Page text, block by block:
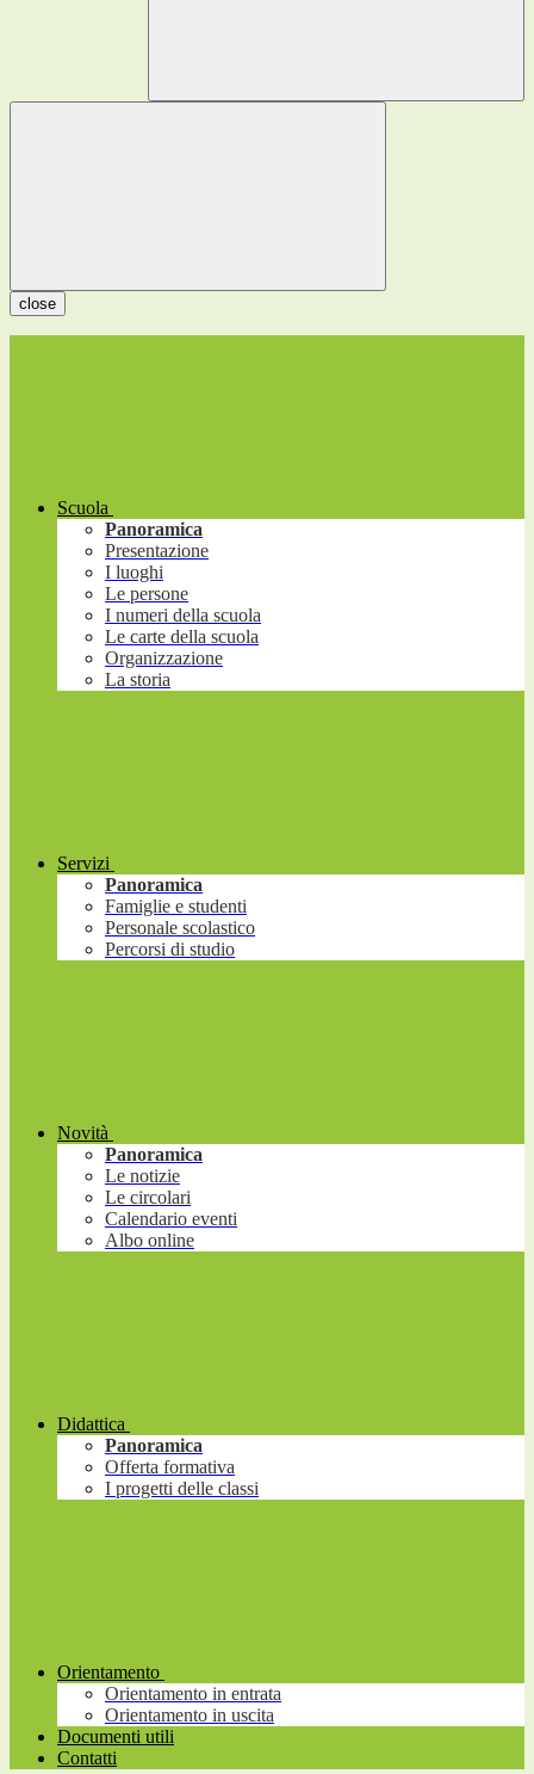
close
Scuola
Panoramica
Presentazione
I luoghi
Le persone
I numeri della scuola
Le carte della scuola
Organizzazione
La storia
Servizi
Panoramica
Famiglie e studenti
Personale scolastico
Percorsi di studio
Novità
Panoramica
Le notizie
Le circolari
Calendario eventi
Albo online
Didattica
Panoramica
Offerta formativa
I progetti delle classi
Orientamento
Orientamento in entrata
Orientamento in uscita
Documenti utili
Contatti